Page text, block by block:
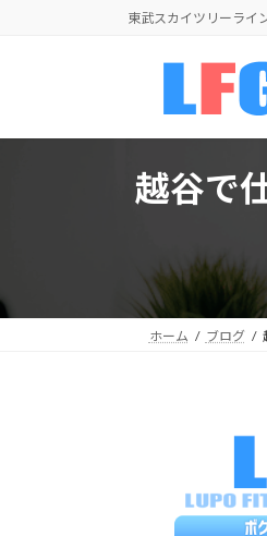
へ
ョ
東武スカイツリーライ
越谷で
ホーム ブログ